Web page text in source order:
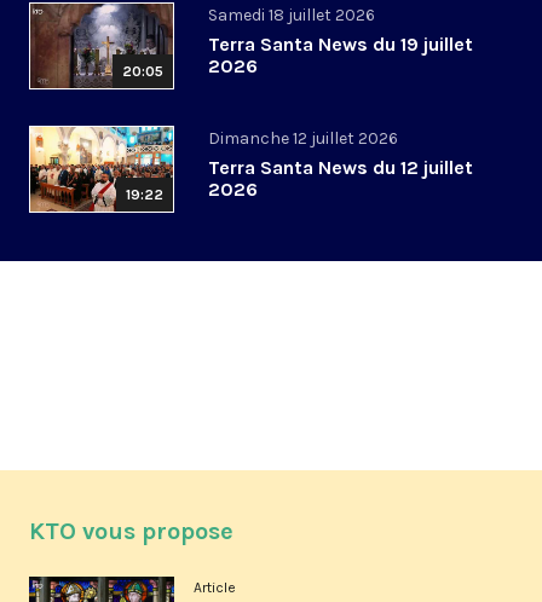
20:05
Samedi 18 juillet 2026
Terra Santa News du 19 juillet
2026
19:22
Dimanche 12 juillet 2026
Terra Santa News du 12 juillet
2026
KTO vous propose
Article